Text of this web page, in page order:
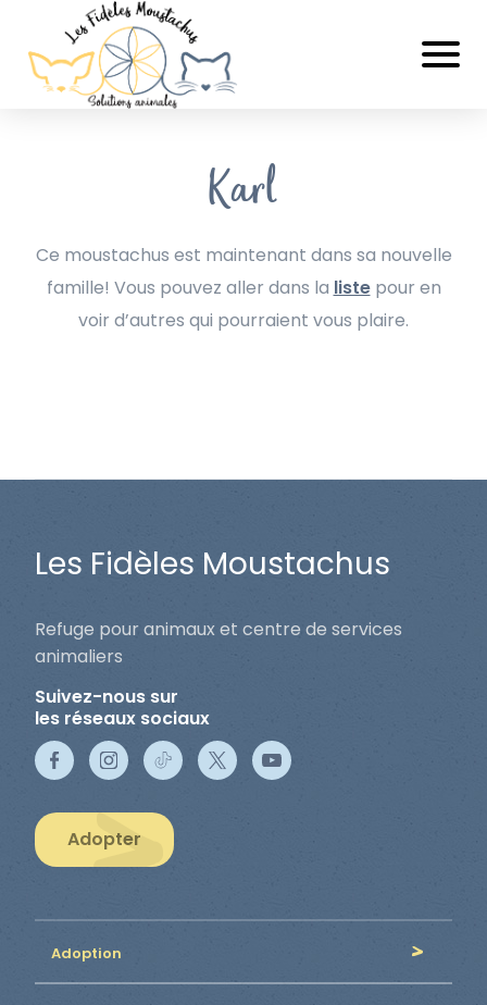
Karl
Ce moustachus est maintenant dans sa nouvelle
famille! Vous pouvez aller dans la listepour en
voir d’autres qui pourraient vous plaire.
Les Fidèles Moustachus
Refuge pour animaux et centre de services
animaliers
Suivez-nous sur
les réseaux sociaux
Adopter
Adoption